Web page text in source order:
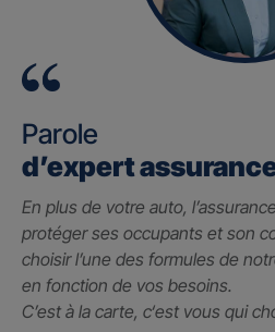
Parole
d’expert
En plus de votre auto,
protéger ses occupants et son
choisir l’une des formules de
en fonction de vos besoins.
C’est à la carte, c‘est vous qui